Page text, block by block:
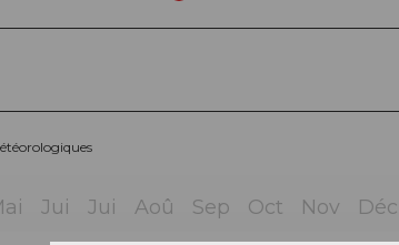
Jui Jui Aoû Sep Oct Nov Déc